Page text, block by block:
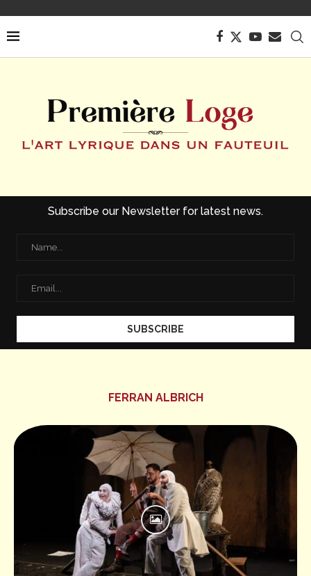
Subscribe our Newsletter for latest news.
FERRAN ALBRICH